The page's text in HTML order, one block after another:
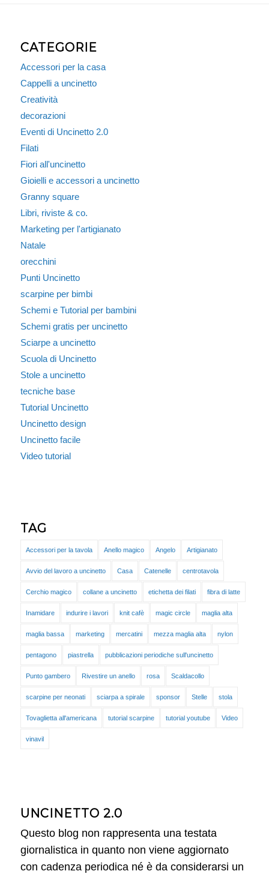
CATEGORIE
Accessori per la casa
Cappelli a uncinetto
Creatività
decorazioni
Eventi di Uncinetto 2.0
Filati
Fiori all'uncinetto
Gioielli e accessori a uncinetto
Granny square
Libri, riviste & co.
Marketing per l'artigianato
Natale
orecchini
Punti Uncinetto
scarpine per bimbi
Schemi e Tutorial per bambini
Schemi gratis per uncinetto
Sciarpe a uncinetto
Scuola di Uncinetto
Stole a uncinetto
tecniche base
Tutorial Uncinetto
Uncinetto design
Uncinetto facile
Video tutorial
TAG
Accessori per la tavola Anello magico Angelo Artigianato
Avvio del lavoro a uncinetto Casa Catenelle centrotavola
Cerchio magico collane a uncinetto etichetta dei filati fibra di latte
Inamidare indurire i lavori knit cafè magic circle maglia alta
maglia bassa marketing mercatini mezza maglia alta nylon
pentagono piastrella pubblicazioni periodiche sull'uncinetto
Punto gambero Rivestire un anello rosa Scaldacollo
scarpine per neonati sciarpa a spirale sponsor Stelle stola
Tovaglietta all'americana tutorial scarpine tutorial youtube Video
vinavil
UNCINETTO 2.0
Questo blog non rappresenta una testata
giornalistica in quanto non viene aggiornato
con cadenza periodica né è da considerarsi un